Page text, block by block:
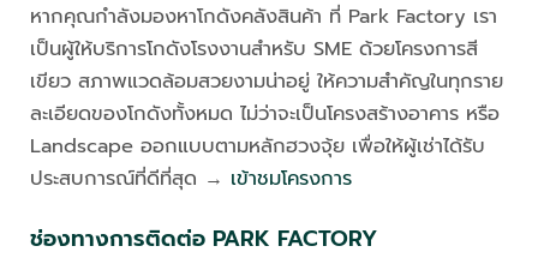
หากคุณกำลังมองหาโกดังคลังสินค้า ที่ Park Factory เรา
เป็นผู้ให้บริการโกดังโรงงานสำหรับ SME ด้วยโครงการสี
เขียว สภาพแวดล้อมสวยงามน่าอยู่ ให้ความสำคัญในทุกราย
ละเอียดของโกดังทั้งหมด ไม่ว่าจะเป็นโครงสร้างอาคาร หรือ
Landscape ออกแบบตามหลักฮวงจุ้ย เพื่อให้ผู้เช่าได้รับ
ประสบการณ์ที่ดีที่สุด → เข้าชมโครงการ
ช่องทางการติดต่อ PARK FACTORY